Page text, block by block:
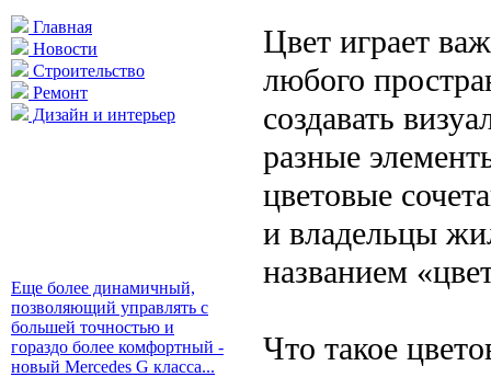
Главная
Новости
Строительство
Ремонт
Дизайн и интерьер
Еще более динамичный,
позволяющий управлять с
большей точностью и
гораздо более комфортный -
новый Mercedes G класса...
Цвет играет
любого
создавать
разные
цветовые
и владельцы
названием
Что такое